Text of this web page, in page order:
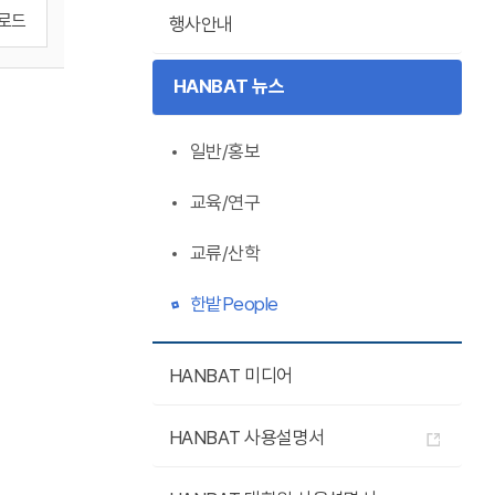
행사안내
HANBAT 뉴스
일반/홍보
교육/연구
교류/산학
한밭People
HANBAT 미디어
HANBAT 사용설명서
드